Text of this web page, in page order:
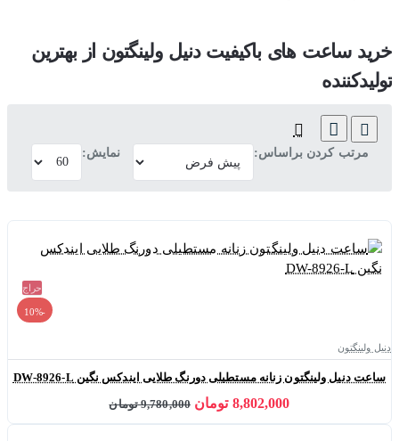
خرید ساعت های باکیفیت دنیل ولینگتون از بهترین
تولیدکننده
مرتب کردن براساس: نمایش:
حراج
-10%
دنیل ولینگتون
ساعت دنیل ولینگتون زنانه مستطیلی دورنگ طلایی ایندکس نگین DW-8926-L
8,802,000 تومان 9,780,000 تومان